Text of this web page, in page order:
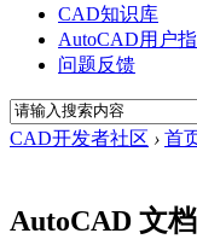
CAD知识库
AutoCAD用户
问题反馈
CAD开发者社区 › 首
AutoCAD 文